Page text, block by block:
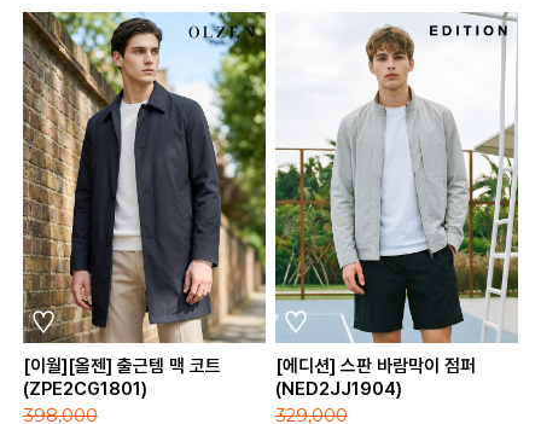
[이월][올젠] 출근템 맥 코트
(ZPE2CG1801)
398,000
[에디션] 스판 바람막이 점퍼
(NED2JJ1904)
329,000